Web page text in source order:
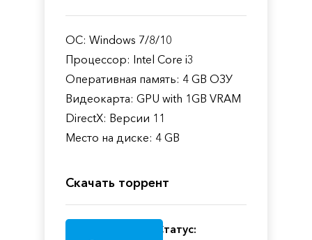
ОС: Windows 7/8/10
Процессор: Intel Core i3
Оперативная память: 4 GB ОЗУ
Видеокарта: GPU with 1GB VRAM
DirectX: Версии 11
Место на диске: 4 GB
Скачать торрент
Статус: